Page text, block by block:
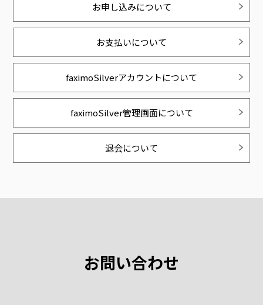
お申し込みについて
お支払いについて
faximoSilverアカウントについて
faximoSilver管理画面について
退会について
お問い合わせ